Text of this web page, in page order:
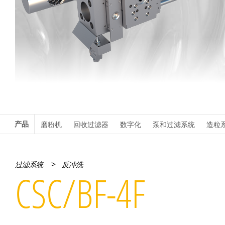
产品 磨粉机 回收过滤器 数字化 泵和过滤系统 造粒
过滤系统> 反冲洗
CSC/BF-4F